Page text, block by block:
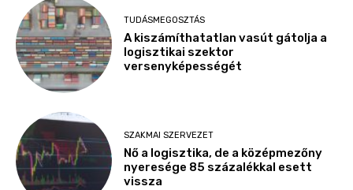
TUDÁSMEGOSZTÁS
A kiszámíthatatlan vasút gátolja a
logisztikai szektor
versenyképességét
SZAKMAI SZERVEZET
Nő a logisztika, de a középmezőny
nyeresége 85 százalékkal esett
vissza